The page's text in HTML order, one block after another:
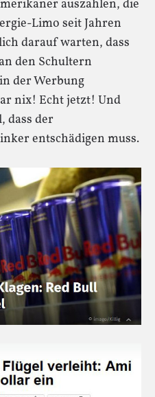
auszahlen, die
Limo seit Jahren
darauf warten, dass
den Schultern
der Werbung
nix! Echt jetzt! Und
dass der
entschädigen muss.